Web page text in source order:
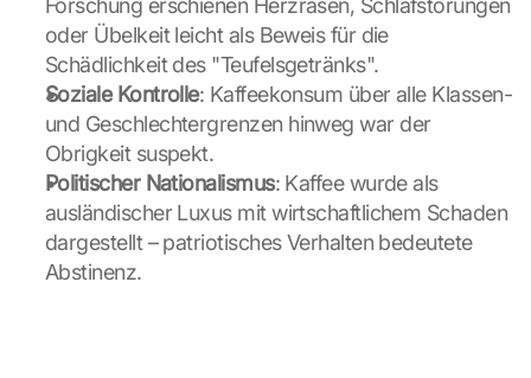
Forschung erschienen Herzrasen, Schlafstörungen
oder Übelkeit leicht als Beweis für die
Schädlichkeit des "Teufelsgetränks".
Soziale Kontrolle: Kaffeekonsum über alle Klassen-
und Geschlechtergrenzen hinweg war der
Obrigkeit suspekt.
Politischer Nationalismus: Kaffee wurde als
ausländischer Luxus mit wirtschaftlichem Schaden
dargestellt – patriotisches Verhalten bedeutete
Abstinenz.
a
p
s
-
K
a
r
t
e
z
u